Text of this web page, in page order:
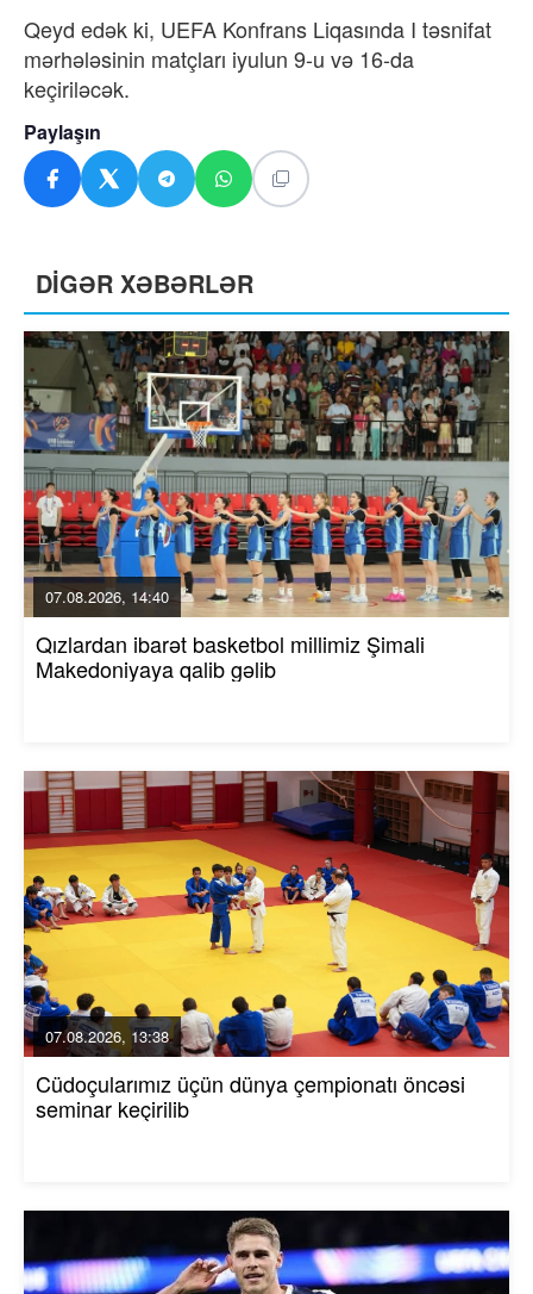
Qeyd edək ki, UEFA Konfrans Liqasında I təsnifat
mərhələsinin matçları iyulun 9-u və 16-da
keçiriləcək.
Paylaşın
DİGƏR XƏBƏRLƏR
07.08.2026, 14:40
Qızlardan ibarət basketbol millimiz Şimali
Makedoniyaya qalib gəlib
07.08.2026, 13:38
Cüdoçularımız üçün dünya çempionatı öncəsi
seminar keçirilib